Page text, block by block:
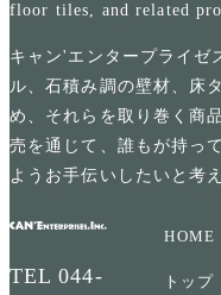
floor tiles, and related
キャン'エンタープライゼ
ル、石積み調の壁材、床
め、それらを取り巻く商
売を通じて、誰もが持っ
ようお手伝いしたいと考
TEL044-
HOME
トップ